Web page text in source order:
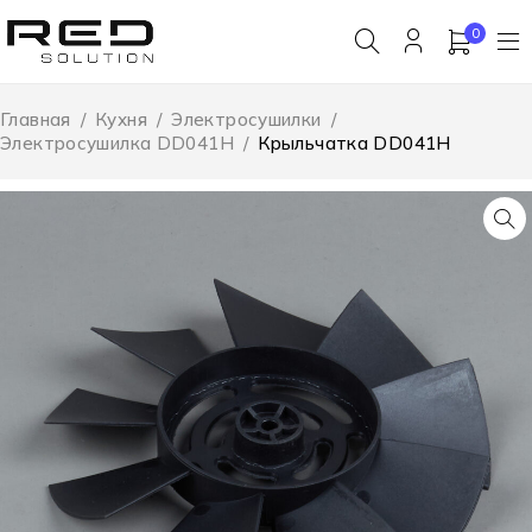
0
Главная / Кухня / Электросушилки /
Электросушилка DD041H / Крыльчатка DD041H